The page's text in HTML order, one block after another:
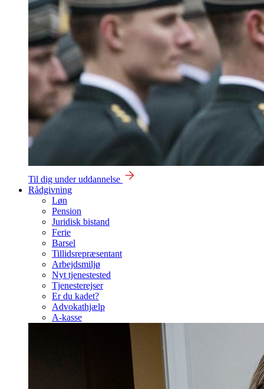
Til dig under uddannelse
Rådgivning
Løn
Pension
Juridisk bistand
Ferie
Barsel
Tillidsrepræsentant
Arbejdsmiljø
Nyt tjenestested
Tjenesterejser
Er du kadet?
Advokathjælp
A-kasse